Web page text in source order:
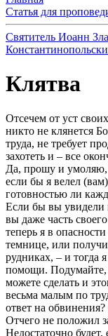
Статья для
Святитель Иоанн
Клятва
Отсечем от уст
никто не клянется
труда, не требует
захотеть и – все
Да, прошу и
если бы я велел
готовностью ли
Если бы вы увидели
вы даже часть
теперь я в
темнице, или
рудниках, – и тогда
помощи. Подумайте,
можете сделать и
весьма малым по
ответ на
Отчего не положил
Недостаточно